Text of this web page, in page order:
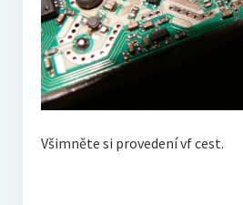
Všimněte si provedení vf cest.